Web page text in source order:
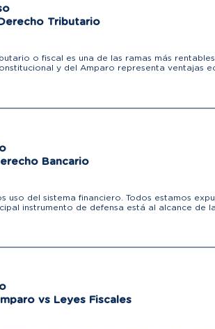
Tributario
o fiscal es una de las ramas más
y del Amparo representa ventajas
Bancario
uso del sistema financiero. Todos estamos
instrumento de defensa está al alcance de
vs Leyes Fiscales